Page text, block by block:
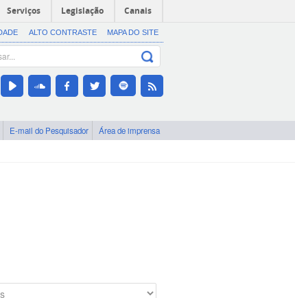
Serviços Legislação Canais
ALTO CONTRASTE MAPA DO SITE
E-mail do Pesquisador Área de imprensa